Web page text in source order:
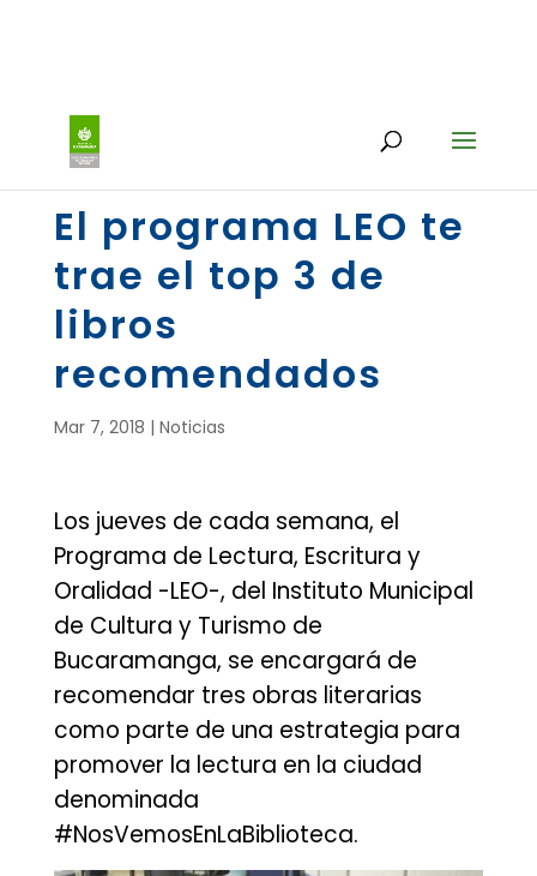
El programa LEO te
trae el top 3 de
libros
recomendados
Mar 7, 2018 | Noticias
Los jueves de cada semana, el
Programa de Lectura, Escritura y
Oralidad -LEO-, del Instituto Municipal
de Cultura y Turismo de
Bucaramanga, se encargará de
recomendar tres obras literarias
como parte de una estrategia para
promover la lectura en la ciudad
denominada
#NosVemosEnLaBiblioteca.